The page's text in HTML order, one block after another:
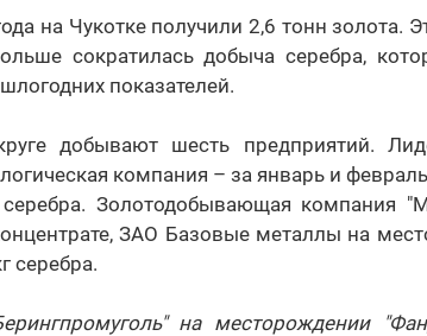
на Чукотке получили 2,6 тонн золота.
сократилась добыча серебра,
показателей.
добывают шесть предприятий.
компания – за январь и
Золотодобывающая компания
ЗАО Базовые металлы на
серебра.
на месторождении